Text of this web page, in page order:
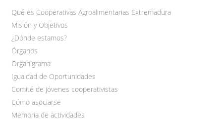
Qué es Cooperativas Agroalimentarias Extremadura
Misión y Objetivos
¿Dónde estamos?
Órganos
Organigrama
Igualdad de Oportunidades
Comité de jóvenes cooperativistas
Cómo asociarse
Memoria de actividades